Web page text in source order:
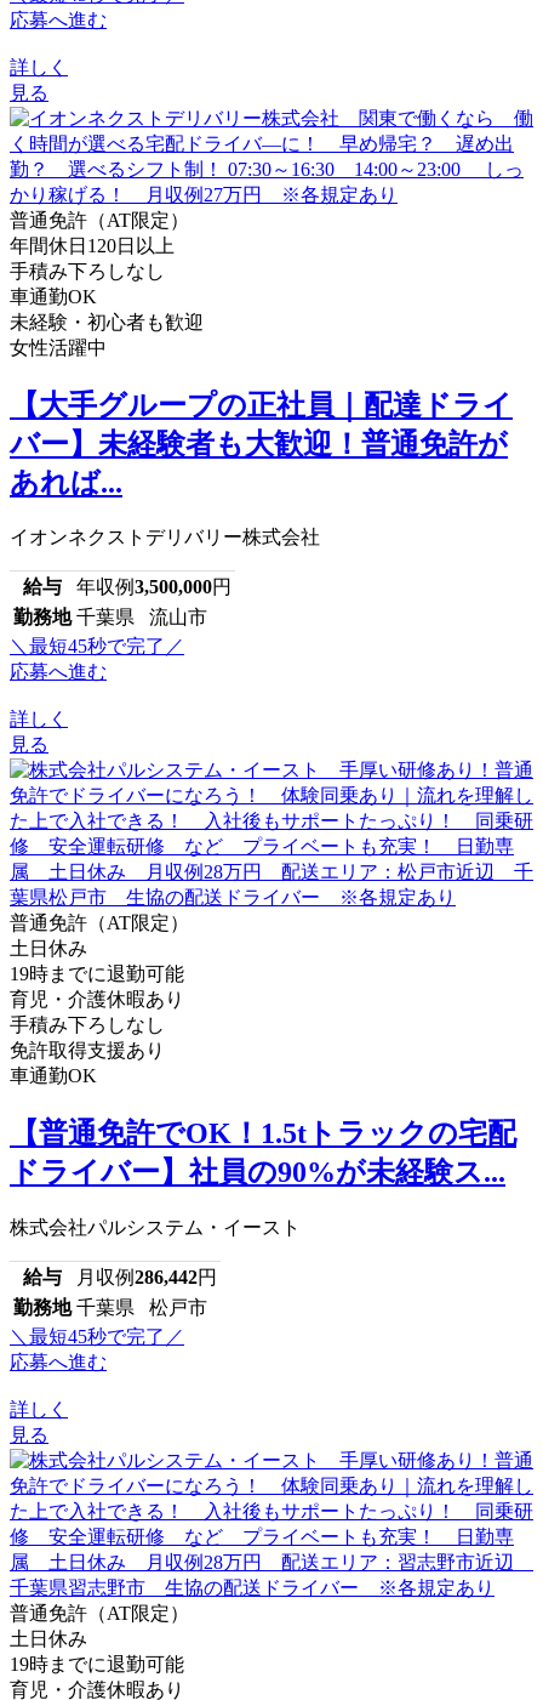
応募へ進む
詳しく
見る
普通免許（AT限定）
年間休日120日以上
手積み下ろしなし
車通勤OK
未経験・初心者も歓迎
女性活躍中
【大手グループの正社員｜配達ドライ
バー】未経験者も大歓迎！普通免許が
あれば...
イオンネクストデリバリー株式会社
給与 年収例3,500,000円
勤務地 千葉県 流山市
＼最短45秒で完了／
応募へ進む
詳しく
見る
普通免許（AT限定）
土日休み
19時までに退勤可能
育児・介護休暇あり
手積み下ろしなし
免許取得支援あり
車通勤OK
【普通免許でOK！1.5tトラックの宅配
ドライバー】社員の90%が未経験ス...
株式会社パルシステム・イースト
給与 月収例286,442円
勤務地 千葉県 松戸市
＼最短45秒で完了／
応募へ進む
詳しく
見る
普通免許（AT限定）
土日休み
19時までに退勤可能
育児・介護休暇あり